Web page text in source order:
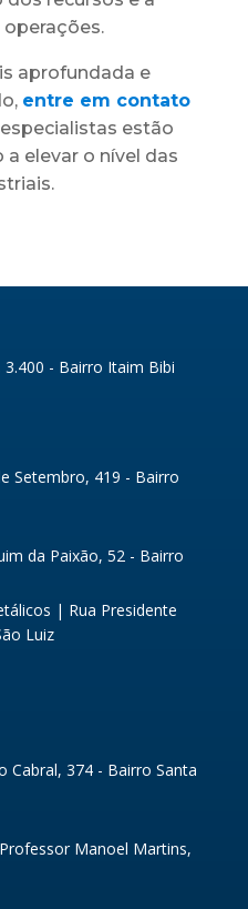
aprofundada e
entre em contato
estão
elevar o nível das
- Bairro Itaim Bibi
Setembro, 419 - Bairro
da Paixão, 52 - Bairro
| Rua Presidente
Luiz
Cabral, 374 - Bairro Santa
Manoel Martins,